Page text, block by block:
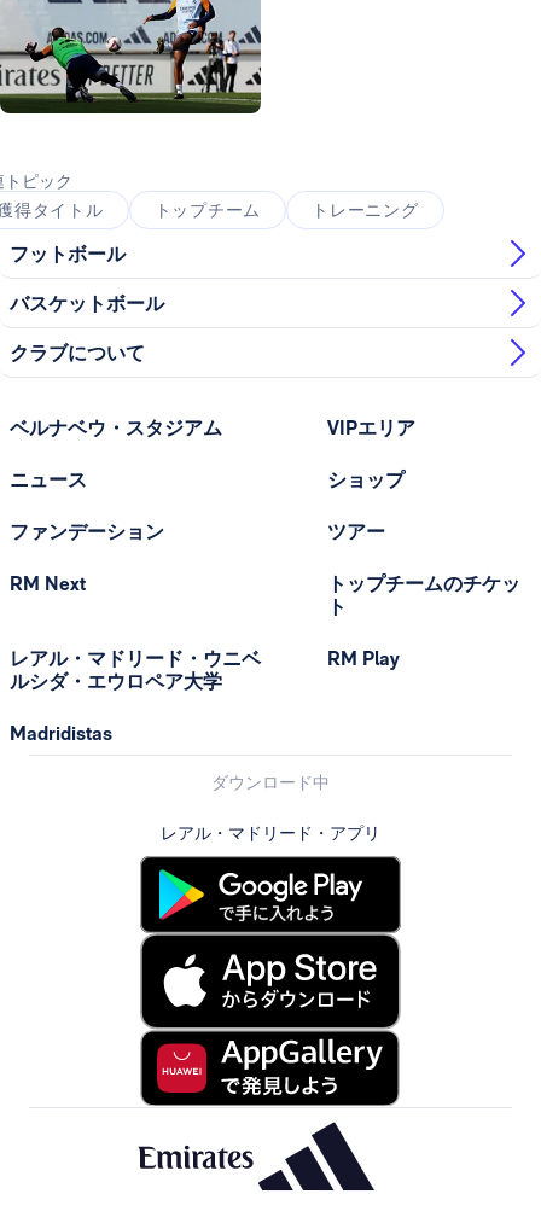
トピック
得タイトル
トップチーム トレーニング
フットボール
バスケットボール
クラブについて
ベルナベウ・スタジアム
ニュース
ファンデーション
RM Next
レアル・マドリード・ウニベ
ルシダ・エウロペア大学
Madridistas
VIPエリア
ショップ
ツアー
トップチームのチケッ
ト
RM Play
ダウンロード中
レアル・マドリード・アプリ